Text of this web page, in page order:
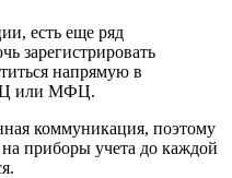
есть еще ряд
зарегистрировать
напрямую в
или МФЦ.
коммуникация, поэтому
приборы учета до каждой